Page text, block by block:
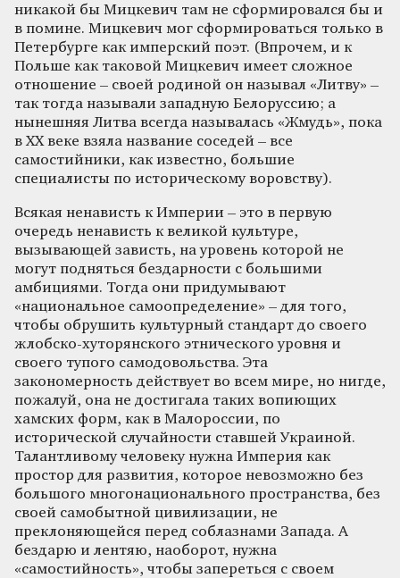
никакой бы Мицкевич там не сформировался бы и
в помине. Мицкевич мог сформироваться только в
Петербурге как имперский поэт. (Впрочем, и к
Польше как таковой Мицкевич имеет сложное
отношение – своей родиной он называл «Литву» –
так тогда называли западную Белоруссию; а
нынешняя Литва всегда называлась «Жмудь», пока
в ХХ веке взяла название соседей – все
самостийники, как известно, большие
специалисты по историческому воровству).
Всякая ненависть к Империи – это в первую
очередь ненависть к великой культуре,
вызывающей зависть, на уровень которой не
могут подняться бездарности с большими
амбициями. Тогда они придумывают
«национальное самоопределение» – для того,
чтобы обрушить культурный стандарт до своего
жлобско-хуторянского этнического уровня и
своего тупого самодовольства. Эта
закономерность действует во всем мире, но нигде,
пожалуй, она не достигала таких вопиющих
хамских форм, как в Малороссии, по
исторической случайности ставшей Украиной.
Талантливому человеку нужна Империя как
простор для развития, которое невозможно без
большого многонационального пространства, без
своей самобытной цивилизации, не
преклоняющейся перед соблазнами Запада. А
бездарю и лентяю, наоборот, нужна
«самостийность», чтобы запереться с своем